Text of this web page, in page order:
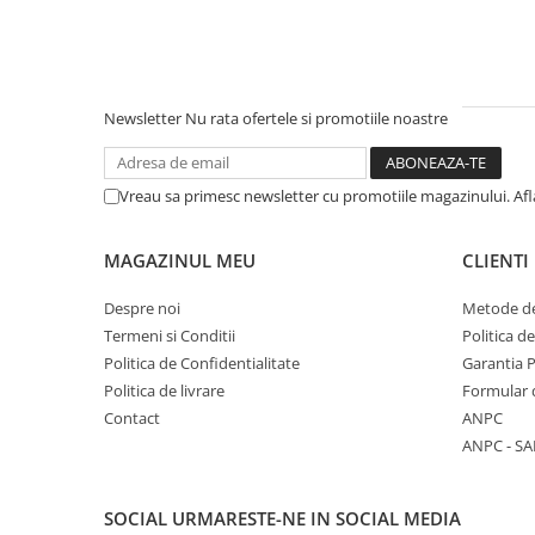
Romane de dragoste, Carti
Senzatii/Dragoste
Senzatii/Suspans
SF & Fantasy
Adezivi si benzi adezive
Newsletter Nu rata ofertele si promotiile noastre
Vreau sa primesc newsletter cu promotiile magazinului.
MAGAZINUL MEU
Despre noi
Termeni si Conditii
Politica de Confidentialitate
Politica de livrare
Contact
CLIENTI
Metode
Politica
Garantia
Formular
ANPC
ANPC -
SOCIAL URMARESTE-NE IN SOCIAL MEDIA